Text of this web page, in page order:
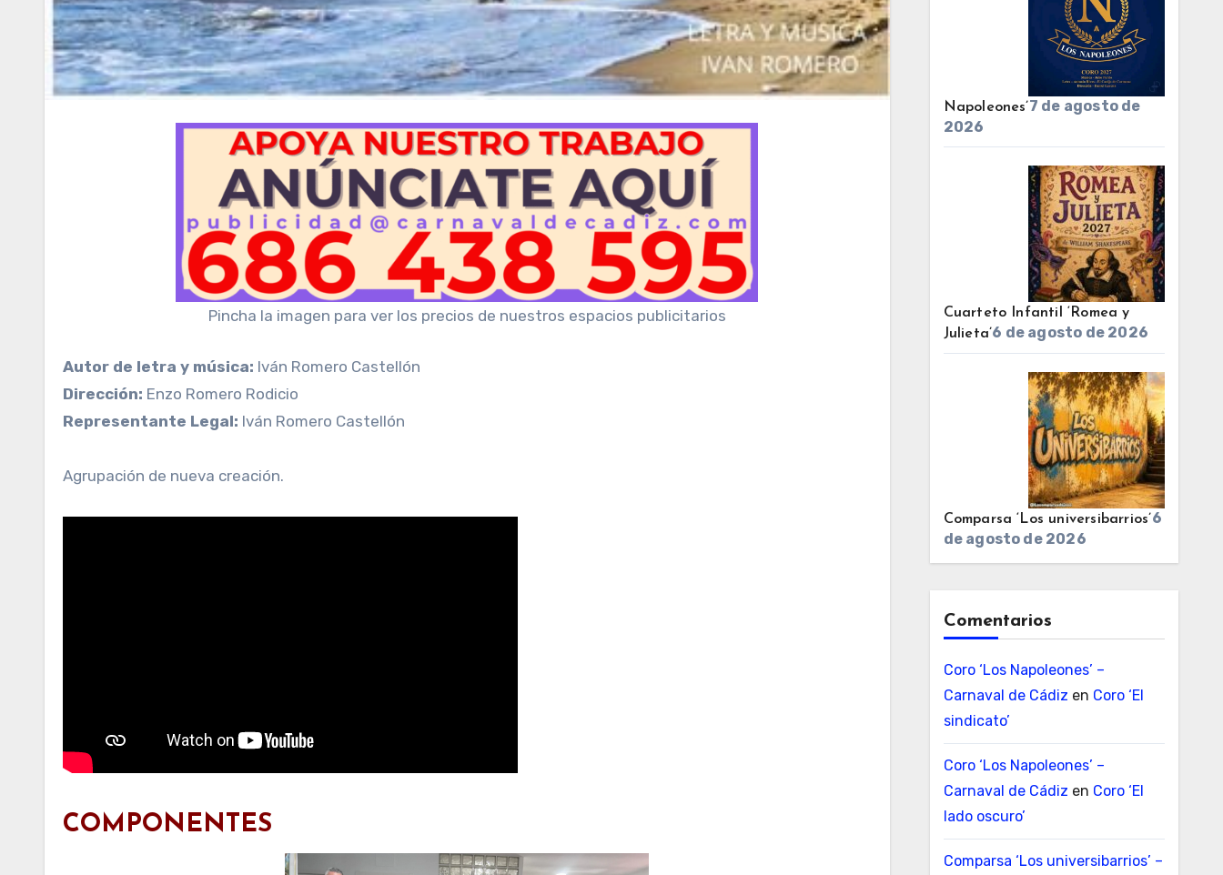
Pincha la imagen para ver los precios de nuestros espacios publicitarios
Autor de letra y música: Iván Romero Castellón
Dirección: Enzo Romero Rodicio
Representante Legal: Iván Romero Castellón
Agrupación de nueva creación.
COMPONENTES
Napoleones’7 de agosto de
2026
Cuarteto Infantil ‘Romea y
Julieta’6 de agosto de 2026
Comparsa ‘Los universibarrios’6
de agosto de 2026
Comentarios
Coro ‘Los Napoleones’ –
Carnaval de Cádiz en Coro ‘El
sindicato’
Coro ‘Los Napoleones’ –
Carnaval de Cádiz en Coro ‘El
lado oscuro’
Comparsa ‘Los universibarrios’ –